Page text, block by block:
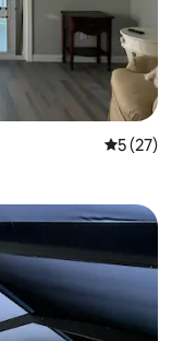
レビュー
5 (27)